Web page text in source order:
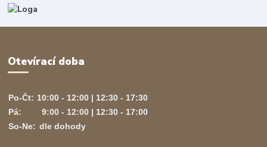
Otevírací doba
Po-Čt: 10:00 - 12:00 | 12:30 - 17:30
Pá:
9:00 - 12:00 | 12:30 - 17:00
So-Ne: dle dohody